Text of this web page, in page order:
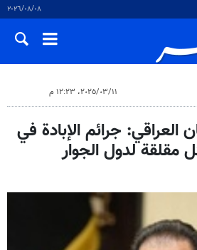
٠٨‏/٠٨‏/٢٠٢٦
١١‏/٠٣‏/٢٠٢٥، ١٢:٢٣ م
العراقي: جرائم الإبادة في
مقلقة لدول الجوار